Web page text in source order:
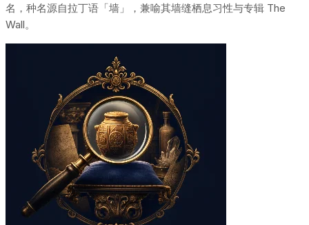
名，种名源自拉丁语「墙」，兼喻其墙缝栖息习性与专辑 The
Wall。